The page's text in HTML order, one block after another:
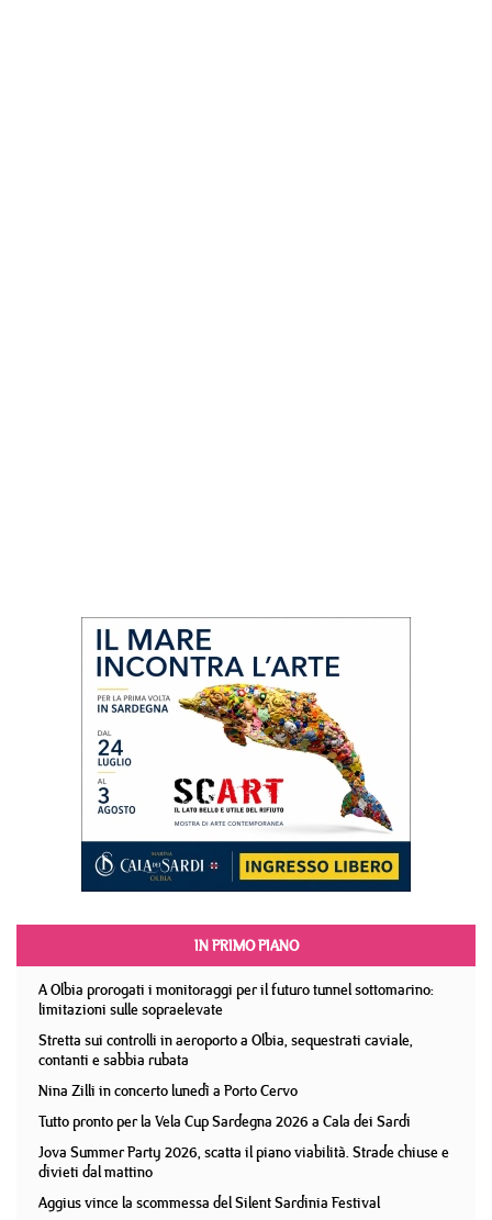
IN PRIMO PIANO
A Olbia prorogati i monitoraggi per il futuro tunnel sottomarino:
limitazioni sulle sopraelevate
Stretta sui controlli in aeroporto a Olbia, sequestrati caviale,
contanti e sabbia rubata
Nina Zilli in concerto lunedì a Porto Cervo
Tutto pronto per la Vela Cup Sardegna 2026 a Cala dei Sardi
Jova Summer Party 2026, scatta il piano viabilità. Strade chiuse e
divieti dal mattino
Aggius vince la scommessa del Silent Sardinia Festival